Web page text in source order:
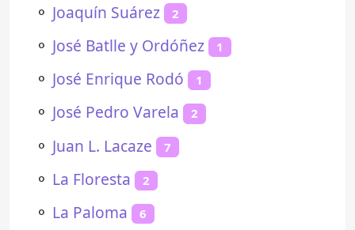
⚬ Joaquín Suárez 2
⚬ José Batlle y Ordóñez 1
⚬ José Enrique Rodó 1
⚬ José Pedro Varela 2
⚬ Juan L. Lacaze 7
⚬ La Floresta 2
⚬ La Paloma 6